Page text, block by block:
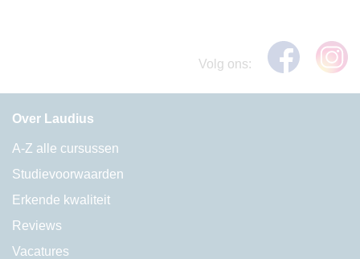
Volg ons:
Over Laudius
A-Z alle cursussen
Studievoorwaarden
Erkende kwaliteit
Reviews
Vacatures